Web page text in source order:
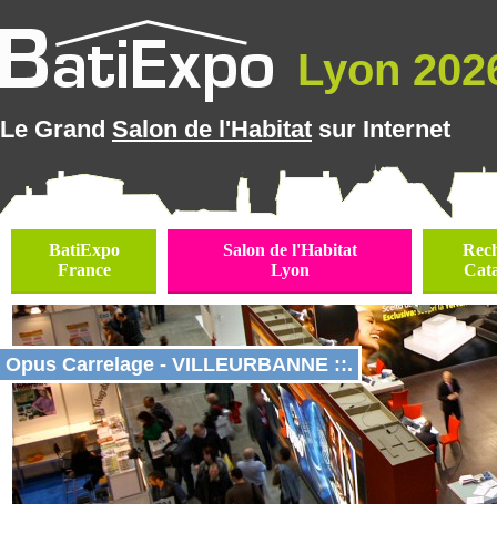
Lyon
Le Grand Salon de l'Habitat sur Internet
BatiExpo
France
Salon de l'Habitat
Lyon
Opus Carrelage - VILLEURBANNE ::.